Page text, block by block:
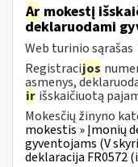
Ar mokestį
deklaruodami
Web turinio sąrašas
Registracijos
asmenys,
ir išskaičiuotą
Mokesčių žinyno
mokestis » Įmonių
gyventojams (V
deklaracija FR0572